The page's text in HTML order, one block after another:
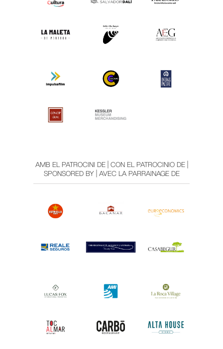
AMB EL PATROCINI DE | CON EL PATROCINIO DE |
SPONSORED BY | AVEC LA PARRAINAGE DE